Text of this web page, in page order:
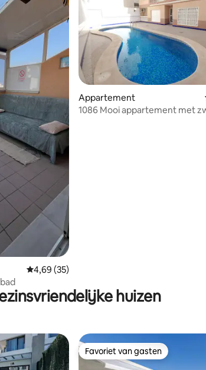
38 recensies
Gemiddelde beoordeling van 4,69 uit 5, 35
4,69 (35)
Appartement
1086 Mooi appartement met
huizen
Favoriet van gasten
Favoriet van gasten